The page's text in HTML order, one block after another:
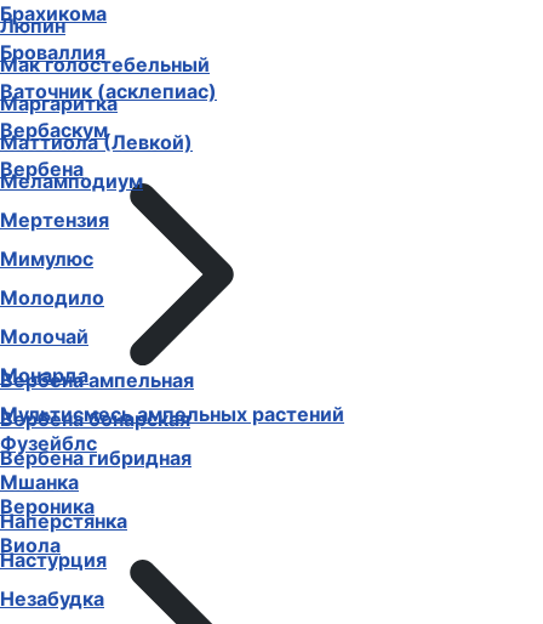
Брахикома
Броваллия
Ваточник (асклепиас)
Вербаскум
Вербена
Вербена ампельная
Вербена бонарская
Вербена гибридная
Вероника
Виола
Люпин
Мак голостебельный
Маргаритка
Маттиола (Левкой)
Меламподиум
Мертензия
Мимулюс
Молодило
Молочай
Монарда
Мультисмесь ампельных растений
Фузейблс
Мшанка
Наперстянка
Настурция
Незабудка